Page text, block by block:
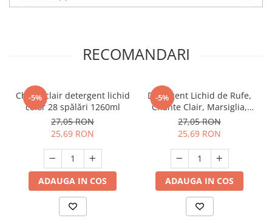
RECOMANDARI
-5%
Chanteclair detergent lichid
color 28 spălări 1260ml
27,05 RON
25,69 RON
ADAUGA IN COS
-5%
Detergent Lichid de Rufe,
Chante Clair, Marsiglia,
1260 ml, 28 spalari
27,05 RON
25,69 RON
ADAUGA IN COS